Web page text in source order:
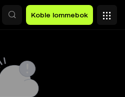
Koble lommebok